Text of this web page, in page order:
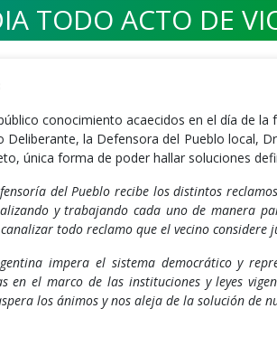
TODO ACTO DE
conocimiento acaecidos en el día de
la Defensora del Pueblo local,
única forma de poder hallar soluciones
del Pueblo recibe los distintos
y trabajando cada uno de manera
todo reclamo que el vecino considere
impera el sistema democrático y
en el marco de las instituciones y leyes
los ánimos y nos aleja de la solución de